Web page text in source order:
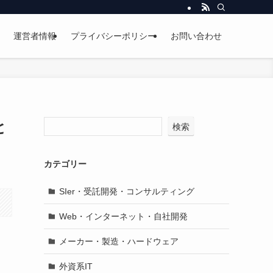
運営者情報 プライバシーポリシー お問い合わせ
検索
カテゴリー
SIer・受託開発・コンサルティング
Web・インターネット・自社開発
メーカー・製造・ハードウェア
外資系IT